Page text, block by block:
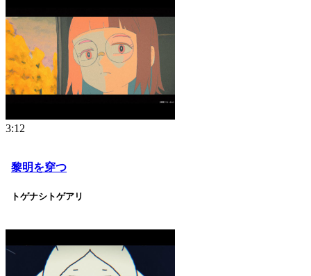
3:12
黎明を穿つ
トゲナシトゲアリ